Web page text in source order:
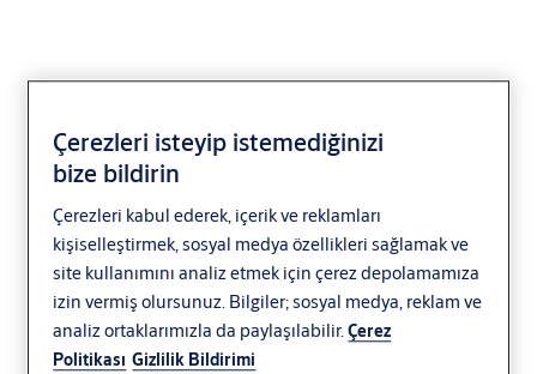
Çerezleri isteyip istemediğinizi
bize bildirin
Çerezleri kabul ederek, içerik ve reklamları
kişiselleştirmek, sosyal medya özellikleri sağlamak ve
site kullanımını analiz etmek için çerez depolamamıza
izin vermiş olursunuz. Bilgiler; sosyal medya, reklam ve
analiz ortaklarımızla da paylaşılabilir.Çerez
Politikası Gizlilik Bildirimi